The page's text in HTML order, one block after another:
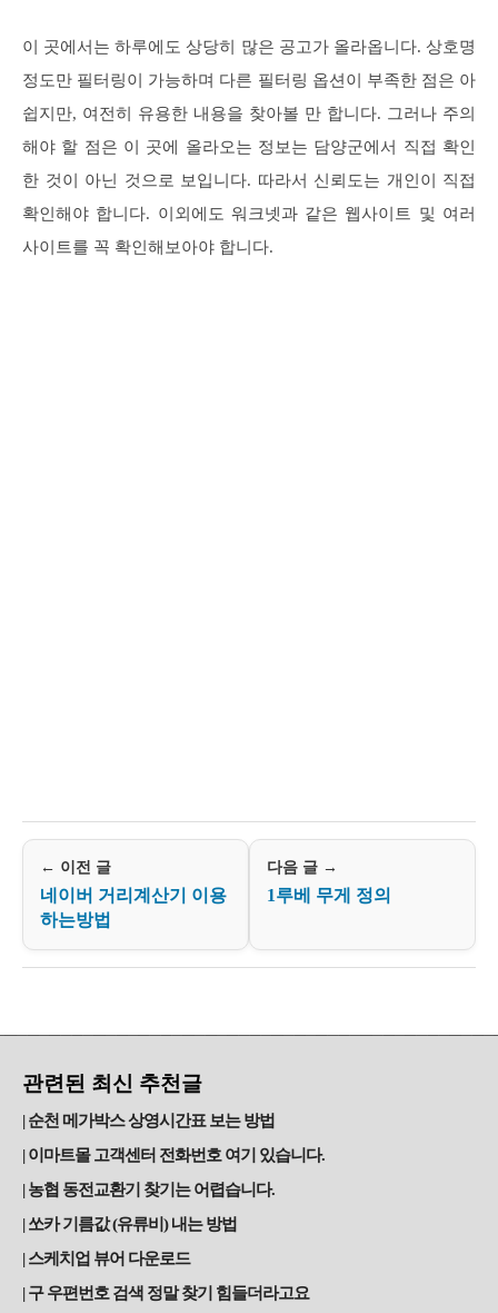
이 곳에서는 하루에도 상당히 많은 공고가 올라옵니다. 상호명
정도만 필터링이 가능하며 다른 필터링 옵션이 부족한 점은 아
쉽지만, 여전히 유용한 내용을 찾아볼 만 합니다. 그러나 주의
해야 할 점은 이 곳에 올라오는 정보는 담양군에서 직접 확인
한 것이 아닌 것으로 보입니다. 따라서 신뢰도는 개인이 직접
확인해야 합니다. 이외에도 워크넷과 같은 웹사이트 및 여러
사이트를 꼭 확인해보아야 합니다.
← 이전 글
네이버 거리계산기 이용
하는방법
다음 글 →
1루베 무게 정의
관련된 최신 추천글
순천 메가박스 상영시간표 보는 방법
이마트몰 고객센터 전화번호 여기 있습니다.
농협 동전교환기 찾기는 어렵습니다.
쏘카 기름값 (유류비) 내는 방법
스케치업 뷰어 다운로드
구 우편번호 검색 정말 찾기 힘들더라고요